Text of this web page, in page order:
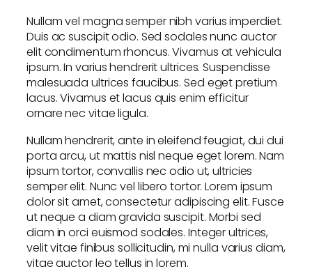
Nullam vel magna semper nibh varius imperdiet.
Duis ac suscipit odio. Sed sodales nunc auctor
elit condimentum rhoncus. Vivamus at vehicula
ipsum. In varius hendrerit ultrices. Suspendisse
malesuada ultrices faucibus. Sed eget pretium
lacus. Vivamus et lacus quis enim efficitur
ornare nec vitae ligula.
Nullam hendrerit, ante in eleifend feugiat, dui dui
porta arcu, ut mattis nisl neque eget lorem. Nam
ipsum tortor, convallis nec odio ut, ultricies
semper elit. Nunc vel libero tortor. Lorem ipsum
dolor sit amet, consectetur adipiscing elit. Fusce
ut neque a diam gravida suscipit. Morbi sed
diam in orci euismod sodales. Integer ultrices,
velit vitae finibus sollicitudin, mi nulla varius diam,
vitae auctor leo tellus in lorem.